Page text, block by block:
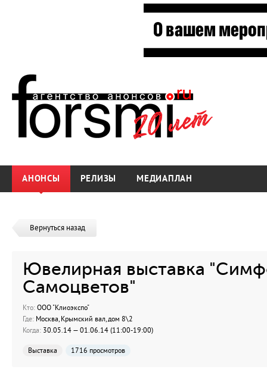
АНОНСЫ РЕЛИЗЫ МЕДИАПЛАН
Вернуться назад
Ювелирная выставка
Самоцветов"
Кто: ООО "Клиоэкспо"
Где: Москва, Крымский вал, дом 8\2
Когда: 30.05.14 — 01.06.14 (11:00-19:00)
Выставка 1716 просмотров